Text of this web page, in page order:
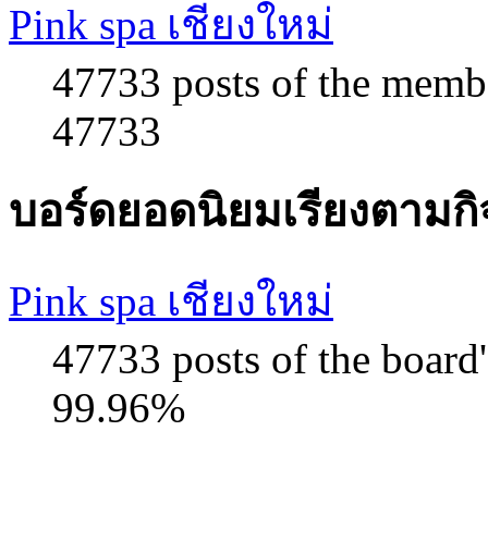
Pink spa เชียงใหม่
47733 posts of the
47733
บอร์ดยอดนิยมเรียงตาม
Pink spa เชียงใหม่
47733 posts of the
99.96%